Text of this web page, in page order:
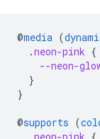
@media (
.neon-pink {
--neon-
}
}
@supports (